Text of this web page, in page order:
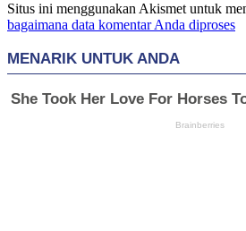
Situs ini menggunakan Akismet untuk
bagaimana data komentar Anda diproses